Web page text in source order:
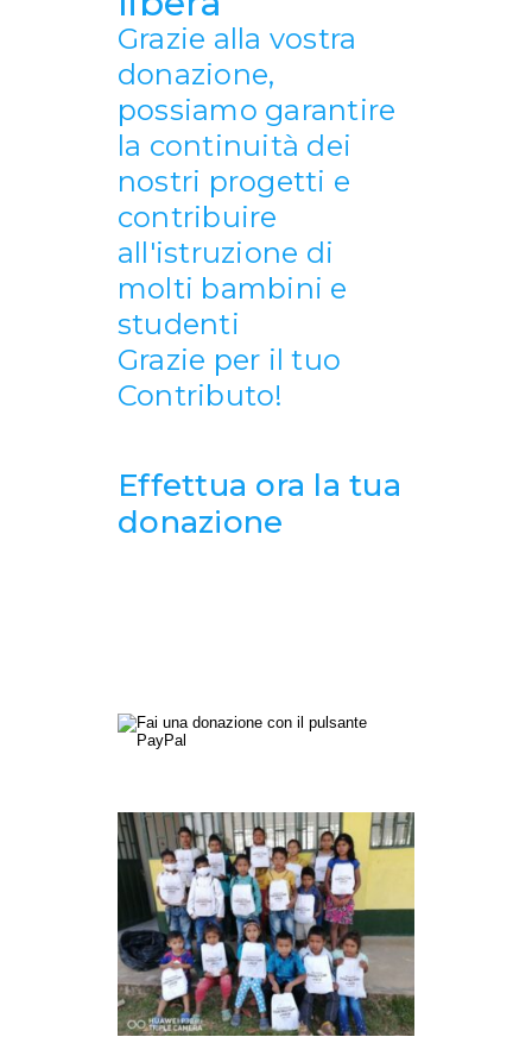
Grazie alla vostra
donazione,
possiamo garantire
la continuità dei
nostri progetti e
contribuire
all'istruzione di
molti bambini e
studenti
Grazie per il tuo
Contributo!
Effettua ora la tua
donazione